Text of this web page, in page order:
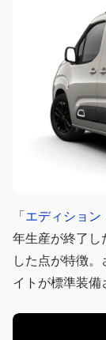
「 エディション
年生産が終了し
した点が特徴
イトが標準装備